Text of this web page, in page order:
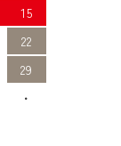
15
22
29
・